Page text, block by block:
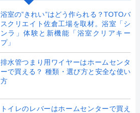
浴室の”きれい”はどう作られる？TOTOバ
スクリエイト佐倉工場を取材。浴室「シ
ンラ」体験と新機能「浴室クリアキー
プ」
排水管つまり用ワイヤーはホームセンタ
ーで買える？ 種類・選び方と安全な使い
方
トイレのレバーはホームセンターで買え